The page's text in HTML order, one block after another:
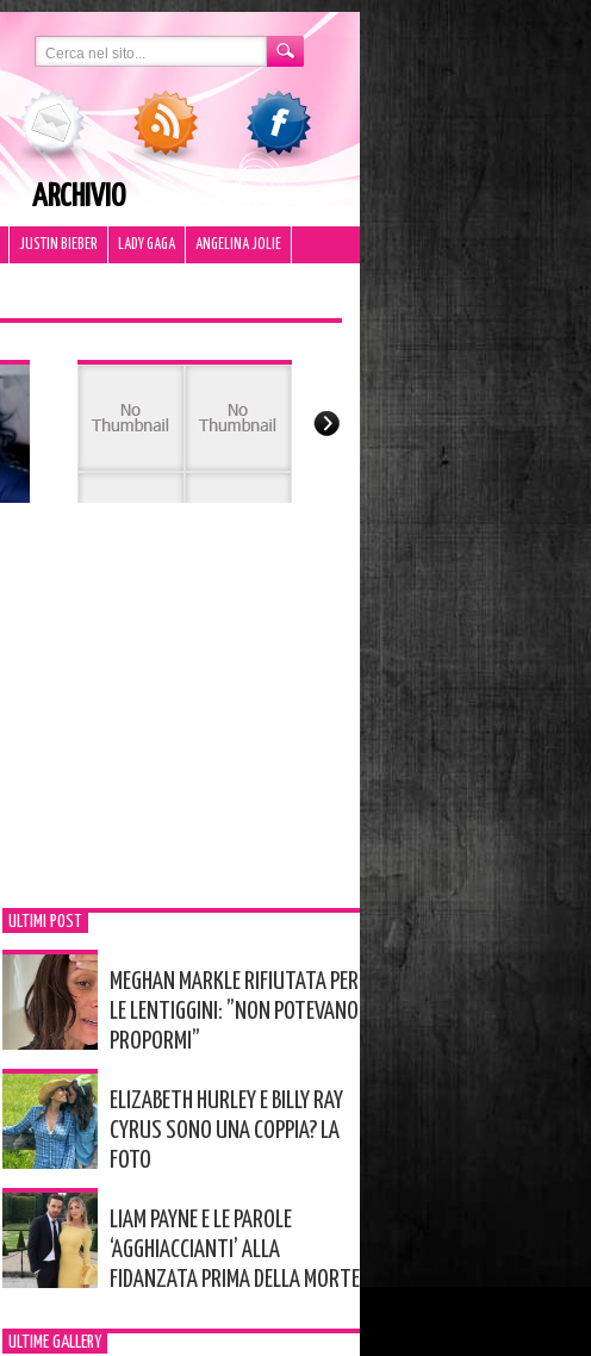
ARCHIVIO
JUSTIN BIEBER LADY GAGA ANGELINA JOLIE
ULTIMI POST
MEGHAN MARKLE RIFIUTATA PER
LE LENTIGGINI: ”NON POTEVANO
PROPORMI”
ELIZABETH HURLEY E BILLY RAY
CYRUS SONO UNA COPPIA? LA
FOTO
LIAM PAYNE E LE PAROLE
‘AGGHIACCIANTI’ ALLA
FIDANZATA PRIMA DELLA MORTE
ULTIME GALLERY